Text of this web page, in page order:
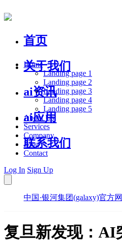
首页
关于我们
ai资讯
ai应用
联系我们
Home
Landing page 1
Landing page 2
Landing page 3
Landing page 4
Landing page 5
About Us
Services
Company
Blog
Contact
Log In Sign Up
中国·银河集团(galaxy)官方
复旦新发现：AI